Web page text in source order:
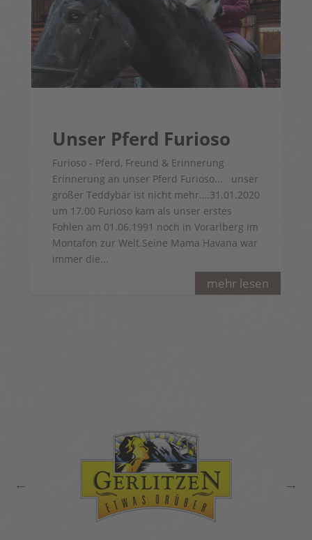
mehr lesen
Unser Pferd Furioso
Furioso - Pferd, Freund & Erinnerung
Erinnerung an unser Pferd Furioso... unser
großer Teddybär ist nicht mehr….31.01.2020
um 17.00 Furioso kam als unser erstes
Fohlen am 01.06.1991 noch in Vorarlberg im
Montafon zur Welt.Seine Mama Havana war
immer die...